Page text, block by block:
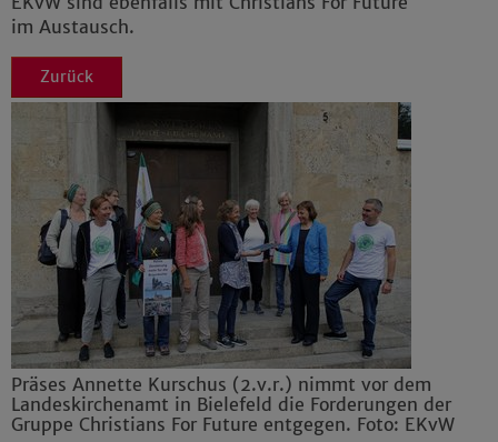
im Austausch.
Zurück
Präses Annette Kurschus (2.v.r.) nimmt vor dem
Landeskirchenamt in Bielefeld die Forderungen der
Gruppe Christians For Future entgegen. Foto: EKvW